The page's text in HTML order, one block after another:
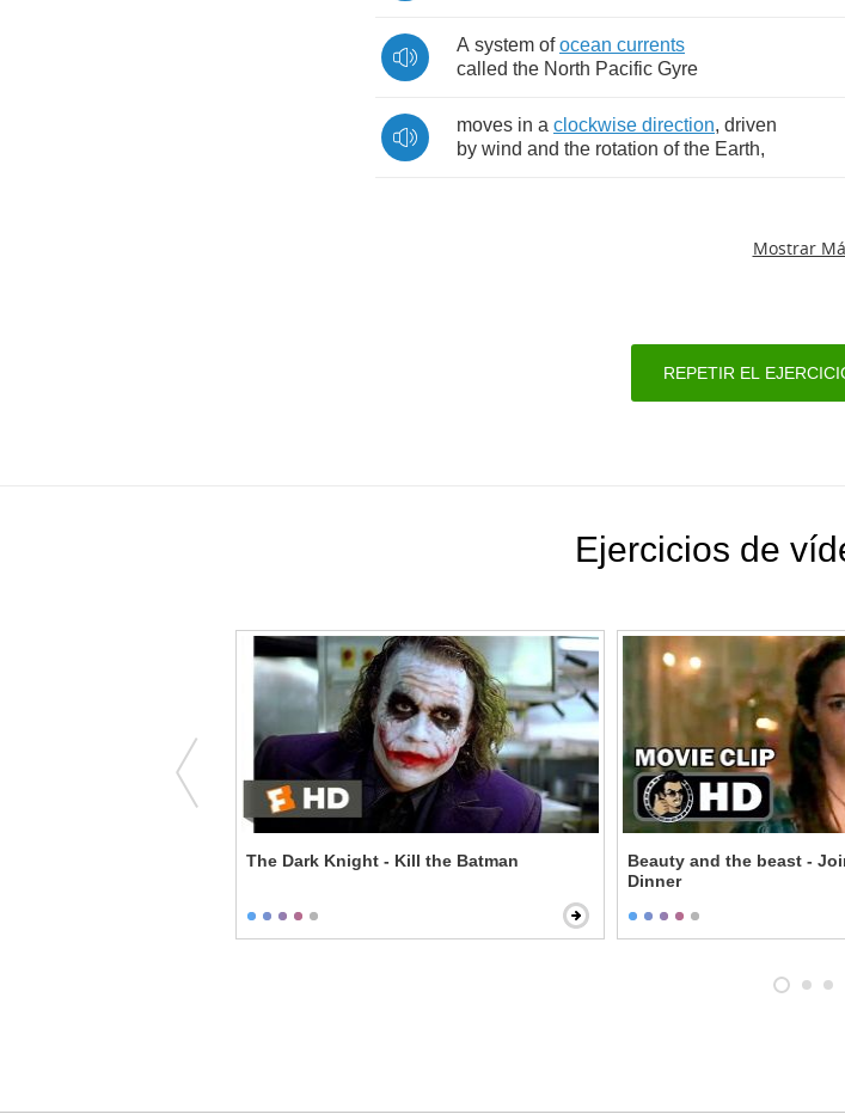
A system of ocean currents
called the North Pacific Gyre
moves in a clockwise direction, driven
by wind and the rotation of the Earth,
Mostrar
REPETIR EL
Ejercicios de
The Dark Knight - Kill the Batman
Beauty and the beast -
Dinner